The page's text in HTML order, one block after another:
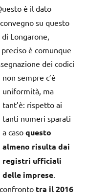
è il dato
su questo
Longarone,
è comunque
dei codici
non sempre c’è
uniformità, ma
tant’è: rispetto ai
tanti numeri sparati
a caso questo
almeno risulta dai
registri ufficiali
delle imprese.
tra il 2016